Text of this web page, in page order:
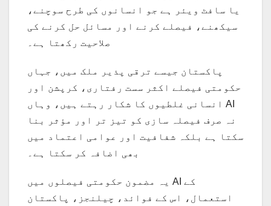
یا سافٹ ویئر ہے جو انسانوں کی طرح سوچنے،
سیکھنے، فیصلے کرنے اور مسائل حل کرنے کی
صلاحیت رکھتا ہے۔
پاکستان جیسے ترقی پذیر ملک میں، جہاں
حکومتی فیصلے اکثر سست رفتاری، کرپشن اور
انسانی غلطیوں کا شکار رہتے ہیں، وہاں AI
نہ صرف فیصلہ سازی کو تیز تر اور مؤثر بنا
سکتا ہے بلکہ شفافیت اور عوامی اعتماد میں
بھی اضافہ کر سکتا ہے۔
یہ مضمون حکومتی فیصلوں میں AI کے
استعمال، اس کے فوائد، چیلنجز، پاکستان